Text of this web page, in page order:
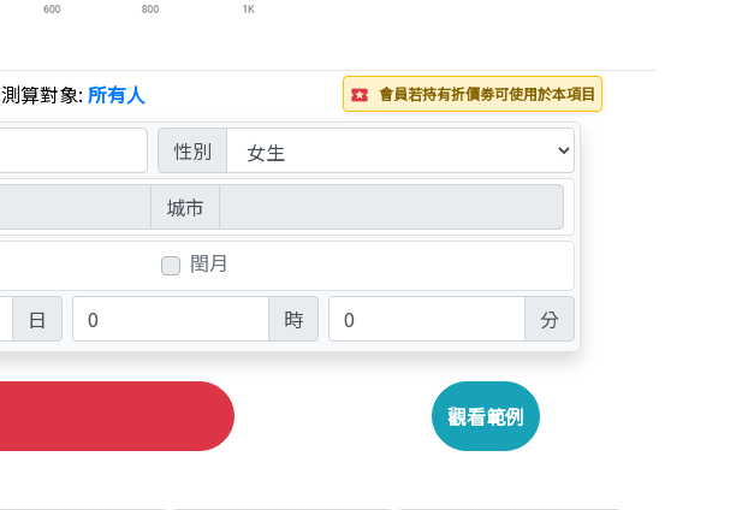
測算對象:所有人 local_play 會員若持有折價劵可使用於本項目
性別
城市
閏月
日 時 分
觀看範例